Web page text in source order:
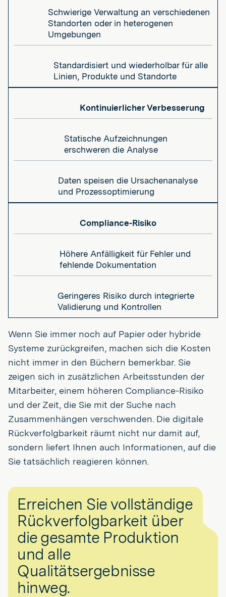
Schwierige Verwaltung an verschiedenen
Standorten oder in heterogenen
Umgebungen
Standardisiert und wiederholbar für alle
Linien, Produkte und Standorte
Kontinuierlicher Verbesserung
Statische Aufzeichnungen
erschweren die Analyse
Daten speisen die Ursachenanalyse
und Prozessoptimierung
Compliance-Risiko
Höhere Anfälligkeit für Fehler und
fehlende Dokumentation
Geringeres Risiko durch integrierte
Validierung und Kontrollen
Wenn Sie immer noch auf Papier oder hybride
Systeme zurückgreifen, machen sich die Kosten
nicht immer in den Büchern bemerkbar. Sie
zeigen sich in zusätzlichen Arbeitsstunden der
Mitarbeiter, einem höheren Compliance-Risiko
und der Zeit, die Sie mit der Suche nach
Zusammenhängen verschwenden. Die digitale
Rückverfolgbarkeit räumt nicht nur damit auf,
sondern liefert Ihnen auch Informationen, auf die
Sie tatsächlich reagieren können.
Erreichen Sie vollständige
Rückverfolgbarkeit über
die gesamte Produktion
und alle
Qualitätsergebnisse
hinweg.